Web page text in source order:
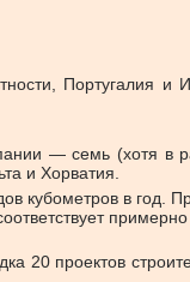
Португалия и
— семь (хотя в
и Хорватия.
кубометров в год.
20 проектов